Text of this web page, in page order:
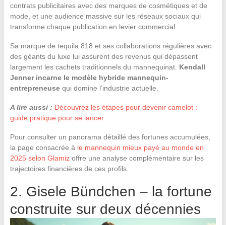
contrats publicitaires avec des marques de cosmétiques et de
mode, et une audience massive sur les réseaux sociaux qui
transforme chaque publication en levier commercial.
Sa marque de tequila 818 et ses collaborations régulières avec
des géants du luxe lui assurent des revenus qui dépassent
largement les cachets traditionnels du mannequinat. Kendall
Jenner incarne le modèle hybride mannequin-
entrepreneusequi domine l’industrie actuelle.
A lire aussi : Découvrez les étapes pour devenir camelot :
guide pratique pour se lancer
Pour consulter un panorama détaillé des fortunes accumulées,
la page consacrée à le mannequin mieux payé au monde en
2025 selon Glamizoffre une analyse complémentaire sur les
trajectoires financières de ces profils.
2. Gisele Bündchen – la fortune
construite sur deux décennies